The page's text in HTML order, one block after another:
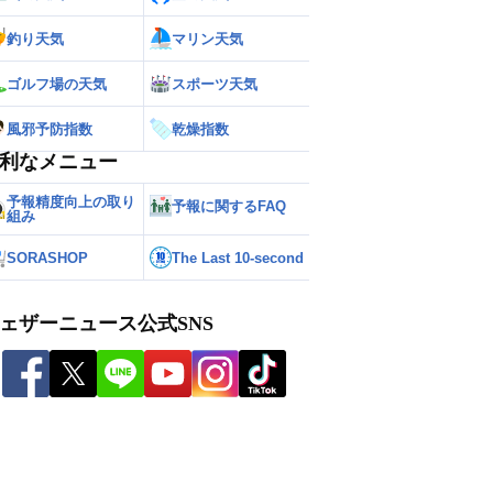
釣り天気 マリン天気
ゴルフ場の天気 スポーツ天気
風邪予防指数 乾燥指数
なメニュー
予報精度向上の取り
組み
予報に関するFAQ
SORASHOP The Last 10-second
ザーニュース公式SNS